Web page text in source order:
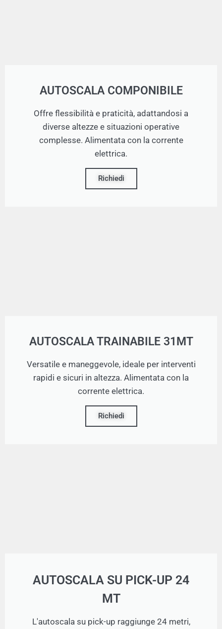
AUTOSCALA COMPONIBILE
Offre flessibilità e praticità, adattandosi a
diverse altezze e situazioni operative
complesse. Alimentata con la corrente
elettrica.
Richiedi
AUTOSCALA TRAINABILE 31MT
Versatile e maneggevole, ideale per interventi
rapidi e sicuri in altezza. Alimentata con la
corrente elettrica.
Richiedi
AUTOSCALA SU PICK-UP 24
MT
L'autoscala su pick-up raggiunge 24 metri,